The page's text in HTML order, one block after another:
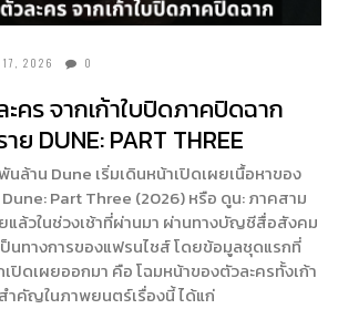
17, 2026 0
ะคร จากเก้าใบปิดภาคปิดฉาก
ย DUNE: PART THREE
ล้าน Dune เริ่มเดินหน้าเปิดเผยเนื้อหาของ
Part Three (2026) หรือ ดูน: ภาคสาม
แล้วในช่วงเช้าที่ผ่านมา ผ่านทางบัญชีสื่อสังคม
ป็นทางการของแฟรนไชส์ โดยข้อมูลชุดแรกที่
ปิดเผยออกมา คือ โฉมหน้าของตัวละครทั้งเก้า
ำคัญในภาพยนตร์เรื่องนี้ ได้แก่